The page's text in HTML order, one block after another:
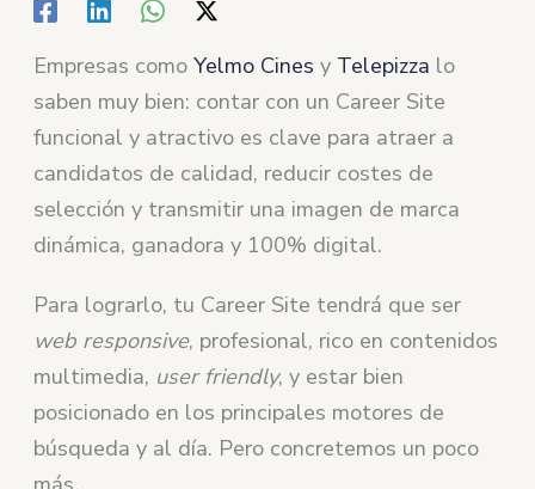
Empresas comoYelmo Cines y Telepizza lo
saben muy bien: contar con un Career Site
funcional y atractivo es clave para atraer a
candidatos de calidad, reducir costes de
selección y transmitir una imagen de marca
dinámica, ganadora y 100% digital.
Para lograrlo, tu Career Site tendrá que ser
web responsive, profesional, rico en contenidos
multimedia, user friendly, y estar bien
posicionado en los principales motores de
búsqueda y al día. Pero concretemos un poco